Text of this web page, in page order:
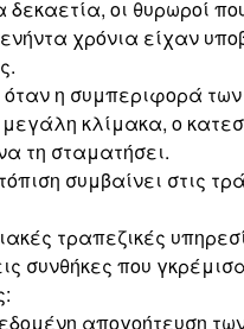
οι θυρωροί
χρόνια είχαν
όταν η συμπεριφορά
κλίμακα, ο
τη σταματήσει.
συμβαίνει στις
τραπεζικές
συνθήκες που
απογοήτευση